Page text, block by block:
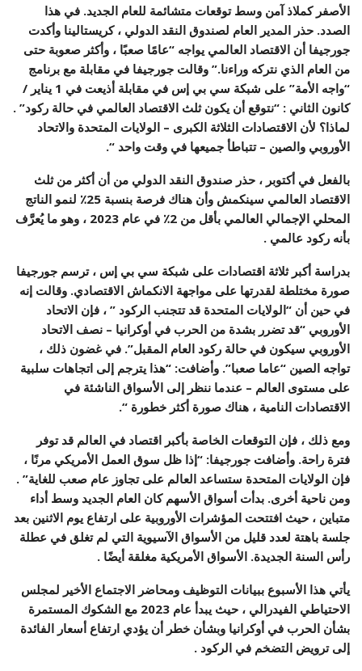
الأصفر كملاذ آمن وسط توقعات متشائمة للعام الجديد. في هذا
الصدد. حذر المدير العام لصندوق النقد الدولي ، كريستالينا وأكدت
جورجيفا أن الاقتصاد العالمي يواجه “عامًا صعبًا ، وأكثر صعوبة حتى
من العام الذي نتركه وراءنا.” وقالت جورجيفا في مقابلة مع برنامج
“واجه الأمة” على شبكة سي بي إس في مقابلة أذيعت في 1 يناير /
كانون الثاني : “نتوقع أن يكون ثلث الاقتصاد العالمي في حالة ركود” .
لماذا؟ لأن الاقتصادات الثلاثة الكبرى – الولايات المتحدة والاتحاد
الأوروبي والصين – تتباطأ جميعها في وقت واحد “.
بالفعل في أكتوبر ، حذر صندوق النقد الدولي من أن أكثر من ثلث
الاقتصاد العالمي سينكمش وأن هناك فرصة بنسبة 25٪ لنمو الناتج
المحلي الإجمالي العالمي بأقل من 2٪ في عام 2023 ، وهو ما يُعرَّف
بأنه ركود عالمي .
بدراسة أكبر ثلاثة اقتصادات على شبكة سي بي إس ، ترسم جورجيفا
صورة مختلطة لقدرتها على مواجهة الانكماش الاقتصادي. وقالت إنه
في حين أن “الولايات المتحدة قد تتجنب الركود ” ، فإن الاتحاد
الأوروبي “قد تضرر بشدة من الحرب في أوكرانيا – نصف الاتحاد
الأوروبي سيكون في حالة ركود العام المقبل”. في غضون ذلك ،
تواجه الصين “عاما صعبا”. وأضافت: “هذا يترجم إلى اتجاهات سلبية
على مستوى العالم – عندما ننظر إلى الأسواق الناشئة في
الاقتصادات النامية ، هناك صورة أكثر خطورة “.
ومع ذلك ، فإن التوقعات الخاصة بأكبر اقتصاد في العالم قد توفر
فترة راحة. وأضافت جورجيفا: “إذا ظل سوق العمل الأمريكي مرنًا ،
فإن الولايات المتحدة ستساعد العالم على تجاوز عام صعب للغاية” .
ومن ناحية أخرى. بدأت أسواق الأسهم كان العام الجديد وسط أداء
متباين ، حيث افتتحت المؤشرات الأوروبية على ارتفاع يوم الاثنين بعد
جلسة باهتة لعدد قليل من الأسواق الآسيوية التي لم تغلق في عطلة
رأس السنة الجديدة. الأسواق الأمريكية مغلقة أيضًا .
يأتي هذا الأسبوع ببيانات التوظيف ومحاضر الاجتماع الأخير لمجلس
الاحتياطي الفيدرالي ، حيث يبدأ عام 2023 مع الشكوك المستمرة
بشأن الحرب في أوكرانيا وبشأن خطر أن يؤدي ارتفاع أسعار الفائدة
إلى ترويض التضخم في الركود .